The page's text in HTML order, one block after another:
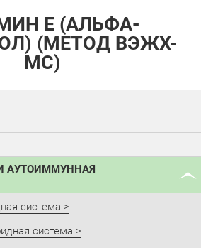
Е (АЛЬФА-
(МЕТОД ВЭЖХ-
МС)
АУТОИММУННАЯ
система
система